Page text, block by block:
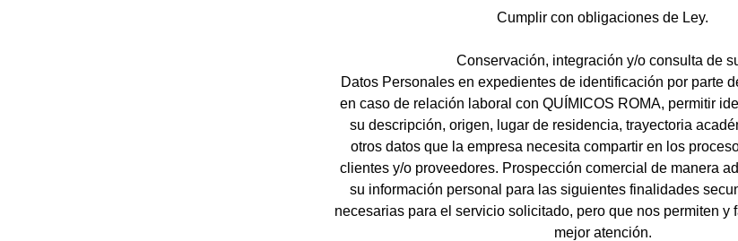
Cumplir con obligaciones de Ley.
Conservación, integración y/o consulta de
Datos Personales en expedientes de identificación por parte
en caso de relación laboral con QUÍMICOS ROMA, permitir
su descripción, origen, lugar de residencia, trayectoria
otros datos que la empresa necesita compartir en los
clientes y/o proveedores. Prospección comercial de manera
su información personal para las siguientes finalidades
necesarias para el servicio solicitado, pero que nos permiten y
mejor atención.